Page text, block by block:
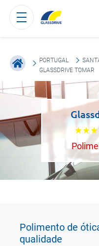
PORTUGAL
GLASSDRIVE TOMAR
Polimento de
qualidade